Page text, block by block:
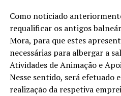
Como noticiado
requalificar os antigos
Mora, para que estes
necessárias para albergar a
Atividades de Animação e
Nesse sentido, será efetuado
realização da respetiva